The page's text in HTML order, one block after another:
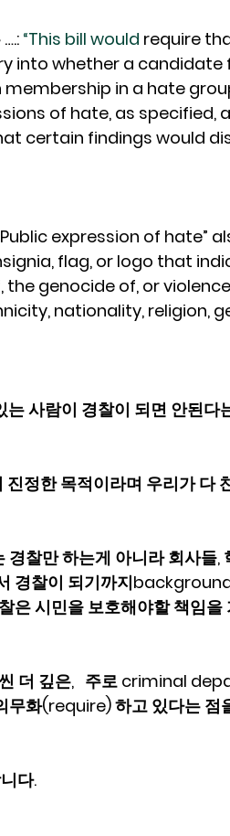
“This bill would require
into whether a
in a hate
of hate, as specified,
certain findings would
“Public expression of hate”
flag, or logo that
genocide of, or
nationality, religion,
사람이 경찰이 되면 안된다
정한 목적이라며 우리가 다
찰만 하는게 아니라 회사들,
경찰이 되기까지
은 시민을 보호해야할 책임을
씬 더 깊은,   주로 criminal
무화(require) 하고 있다는 점
다.